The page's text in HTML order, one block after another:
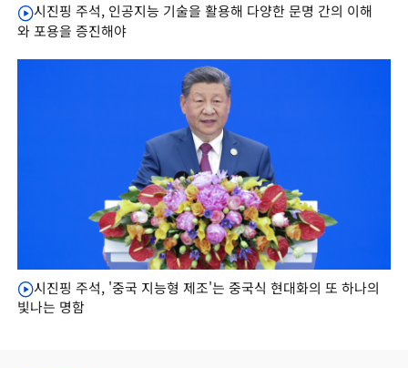
시진핑 주석, 인공지능 기술을 활용해 다양한 문명 간의 이해
와 포용을 증진해야
시진핑 주석, '중국 지능형 제조'는 중국식 현대화의 또 하나의
빛나는 명함